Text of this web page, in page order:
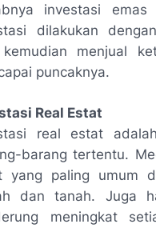
investasi emas
dilakukan
menjual
puncaknya.
Real Estat
real estat
barang tertentu.
yang paling umum
dan tanah. Juga
meningkat